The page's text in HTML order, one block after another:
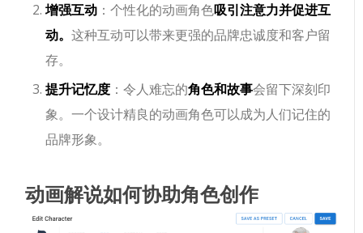
增强互动 ：个性化的动画角色吸引注意力并促进互
动。这种互动可以带来更强的品牌忠诚度和客户留
存。
提升记忆度 ：令人难忘的角色和故事会留下深刻印
象。一个设计精良的动画角色可以成为人们记住的
品牌形象。
动画解说如何协助角色创作